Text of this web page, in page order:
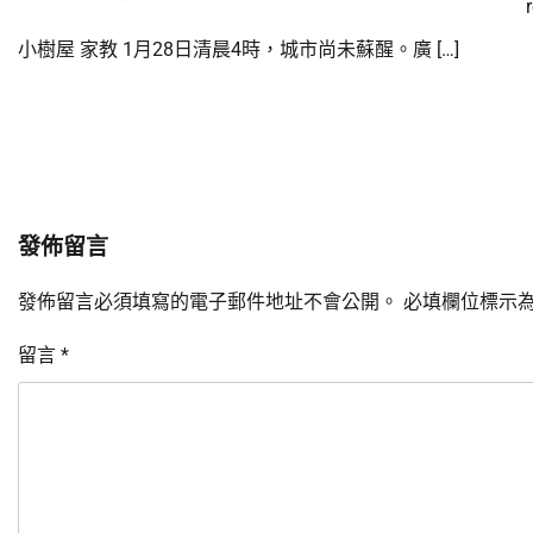
小樹屋 家教 1月28日清晨4時，城市尚未蘇醒。廣 […]
發佈留言
發佈留言必須填寫的電子郵件地址不會公開。 必填欄位標示
留言 *